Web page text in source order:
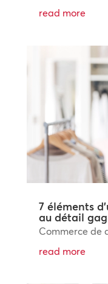
read more
7 éléments
au détail
Commerce de
read more